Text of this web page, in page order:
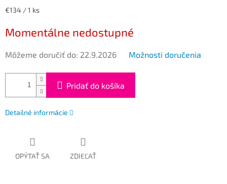
Jednotková
€134 / 1 ks
Momentálne nedostupné
Môžeme doručiť do: 22.9.2026 Možnosti doručenia
Pridať do košíka
Detailné informácie
OPÝTAŤ SA ZDIEĽAŤ